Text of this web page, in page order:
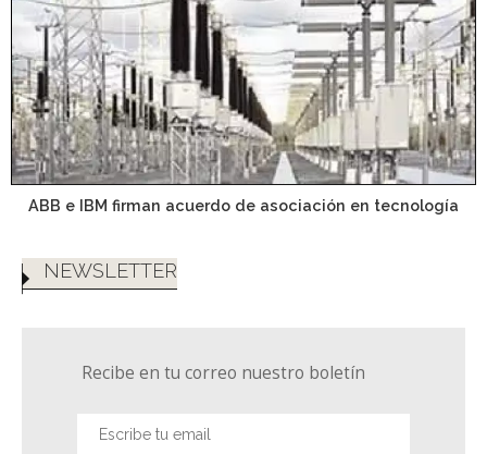
ABB e IBM firman acuerdo de asociación en tecnología
NEWSLETTER
Recibe en tu correo nuestro boletín